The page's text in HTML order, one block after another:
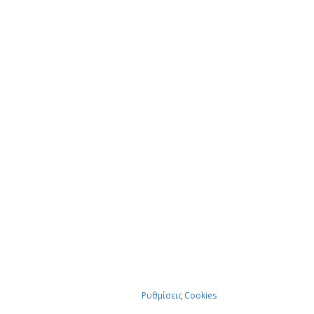
Ρυθμίσεις Cookies